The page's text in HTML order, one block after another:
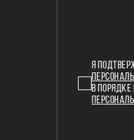
Я
В ПОРЯДКЕ